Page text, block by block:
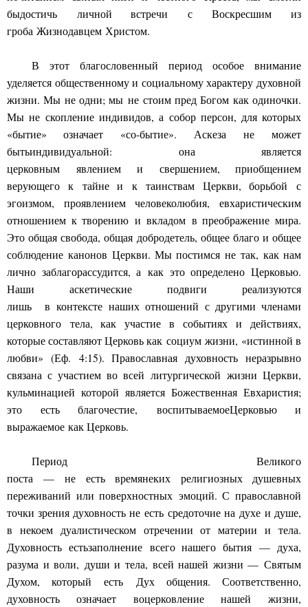
быдостичь личной встречи сВоскресшим из
гроба Жизнодавцем Христом.
В этот благословенный период особое внимание
уделяется общественному и социальному характеру духовной
жизни. Мы не одни; мы не стоим пред Богом как одиночки.
Мы не скопление индивидов, а собор персон, для которых
«бытие» означает «со-бытие».Аскеза неможет
бытьиндивидуальной: она является
церковным явлениеми свершением, приобщением
верующего ктайне и к таинствам Церкви, борьбой с
эгоизмом, проявлением человеколюбия,
евхаристическим
отношением к творениюи вкладомв преображение мира.
Это общая свобода, общая добродетель, общее благо и общее
соблюдение канонов Церкви. Мы постимся не так, как нам
лично заблагорассудится, а как это определено Церковью.
Наши аскетическиеподвиги реализуются
лишь в контекстенаших отношений с другими членами
церковного тела, как участие в событияхи действиях,
которые составляют Церковь как социумжизни, «истинной в
любви» (Еф. 4:15). Православная духовность неразрывно
связана с участием во всей литургической жизни Церкви,
кульминацией которой является Божественная Евхаристия;
это есть благочестие, воспитываемоеЦерковью и
выражаемое как Церковь.
Период Великого
поста — не естьвремянекихрелигиозных душевных
переживаний или поверхностных эмоций. С православной
точки зрения духовность неесть средоточие надухеи душе,
в некоем дуалистическом отречении от материи и тела.
Духовность естьзаполнение всего нашегобытия —духа,
разума и воли, души и тела, всей нашей жизни —Святым
Духом, которыйесть Дух общения. Соответственно,
духовность означает воцерковление нашей жизни,